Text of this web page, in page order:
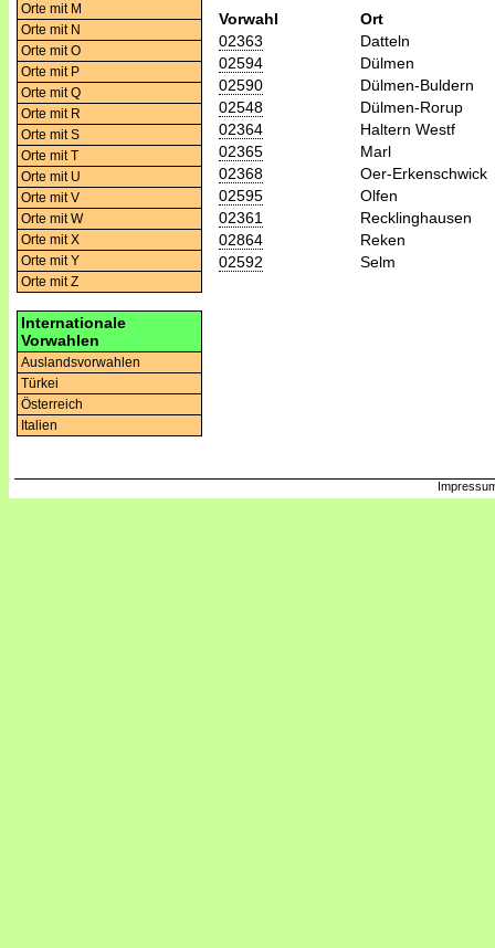
Orte mit M
Orte mit N
Orte mit O
Orte mit P
Orte mit Q
Orte mit R
Orte mit S
Orte mit T
Orte mit U
Orte mit V
Orte mit W
Orte mit X
Orte mit Y
Orte mit Z
Internationale
Vorwahlen
Auslandsvorwahlen
Türkei
Österreich
Italien
Vorwahl
Ort
02363
Datteln
02594
Dülmen
02590
Dülmen-Buldern
02548
Dülmen-Rorup
02364
Haltern Westf
02365
Marl
02368
Oer-Erkenschwick
02595
Olfen
02361
Recklinghausen
02864
Reken
02592
Selm